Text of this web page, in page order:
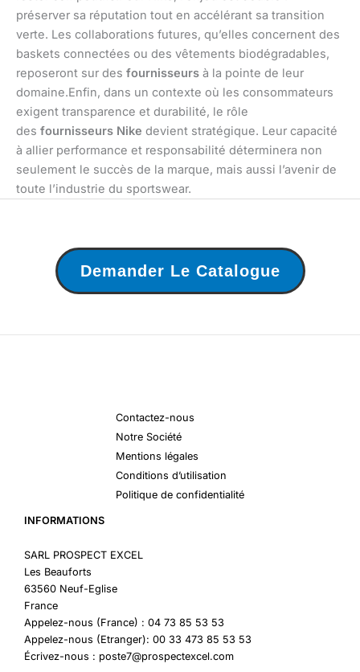
préserver sa réputation tout en accélérant sa transition
verte. Les collaborations futures, qu’elles concernent des
baskets connectées ou des vêtements biodégradables,
reposeront sur des fournisseurs à la pointe de leur
domaine.Enfin, dans un contexte où les consommateurs
exigent transparence et durabilité, le rôle
des fournisseurs Nike devient stratégique. Leur capacité
à allier performance et responsabilité déterminera non
seulement le succès de la marque, mais aussi l’avenir de
toute l’industrie du sportswear.
Demander Le Catalogue
Contactez-nous
Notre Société
Mentions légales
Conditions d’utilisation
Politique de confidentialité
INFORMATIONS
SARL PROSPECT EXCEL
Les Beauforts
63560 Neuf-Eglise
France
Appelez-nous (France) : 04 73 85 53 53
Appelez-nous (Etranger): 00 33 473 85 53 53
Écrivez-nous : poste7@prospectexcel.com